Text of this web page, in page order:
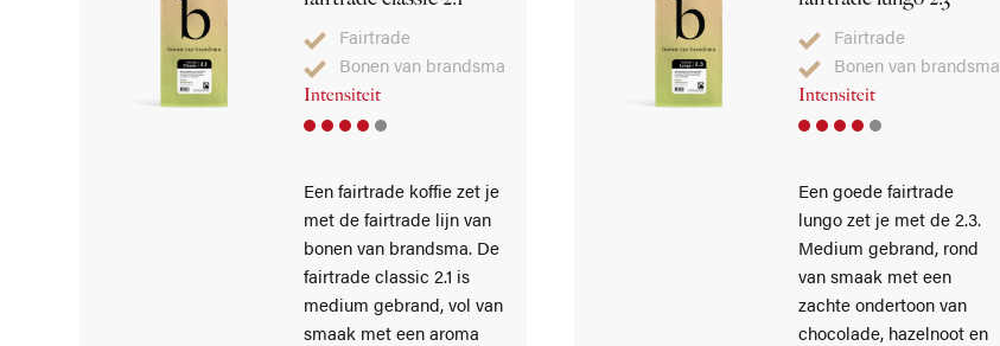
Fairtrade
Bonen van brandsma
Intensiteit
Een fairtrade koffie zet je
met de fairtrade lijn van
bonen van brandsma. De
fairtrade classic 2.1 is
medium gebrand, vol van
smaak met een aroma
Fairtrade
Bonen van brandsma
Intensiteit
Een goede fairtrade
lungo zet je met de 2.3.
Medium gebrand, rond
van smaak met een
zachte ondertoon van
chocolade, hazelnoot en